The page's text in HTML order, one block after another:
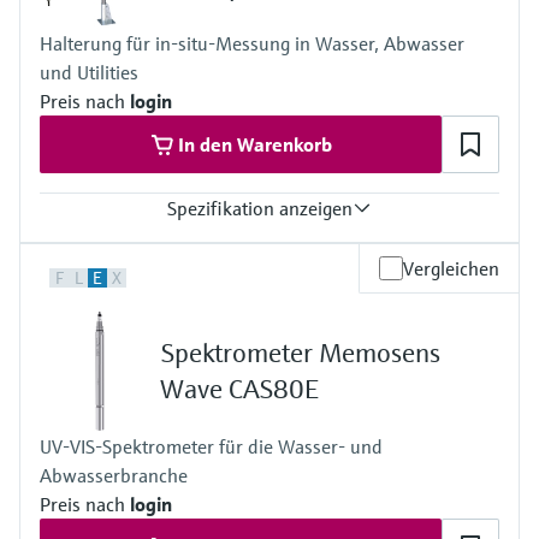
Prozesstemperatur
0 ... 40 °C (32 ... 104 °F)
Prozessdruck
Druckfrei
Halterung für in-situ-Messung in Wasser, Abwasser
und Utilities
Preis nach login
In den Warenkorb
Spezifikation anzeigen
-20 ... 60 °C (-4 ... 140 °F)
F L E X Vergleichen
Spektrometer Memosens
Wave CAS80E
UV-VIS-Spektrometer für die Wasser- und
Abwasserbranche
Preis nach login